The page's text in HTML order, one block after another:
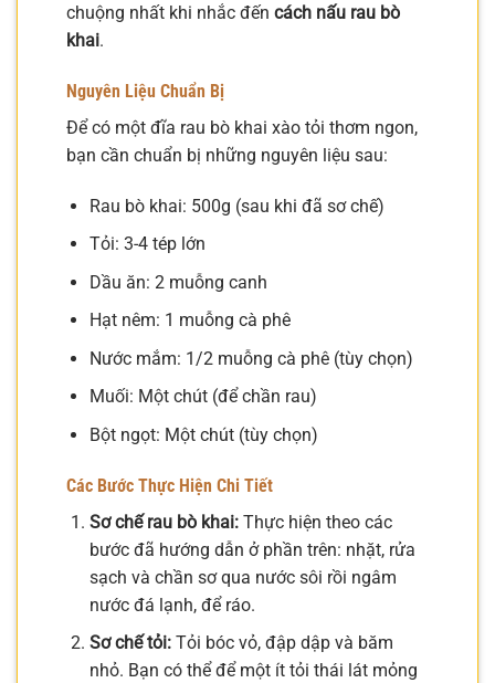
chuộng nhất khi nhắc đến cách nấu rau bò
khai.
Nguyên Liệu Chuẩn Bị
Để có một đĩa rau bò khai xào tỏi thơm ngon,
bạn cần chuẩn bị những nguyên liệu sau:
Rau bò khai: 500g (sau khi đã sơ chế)
Tỏi: 3-4 tép lớn
Dầu ăn: 2 muỗng canh
Hạt nêm: 1 muỗng cà phê
Nước mắm: 1/2 muỗng cà phê (tùy chọn)
Muối: Một chút (để chần rau)
Bột ngọt: Một chút (tùy chọn)
Các Bước Thực Hiện Chi Tiết
Sơ chế rau bò khai:Thực hiện theo các
bước đã hướng dẫn ở phần trên: nhặt, rửa
sạch và chần sơ qua nước sôi rồi ngâm
nước đá lạnh, để ráo.
Sơ chế tỏi:Tỏi bóc vỏ, đập dập và băm
nhỏ. Bạn có thể để một ít tỏi thái lát mỏng